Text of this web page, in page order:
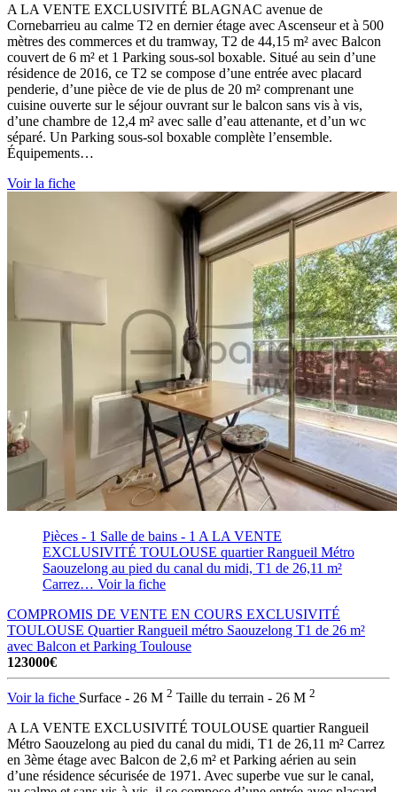
A LA VENTE EXCLUSIVITÉ BLAGNAC avenue de
Cornebarrieu au calme T2 en dernier étage avec Ascenseur et à 500
mètres des commerces et du tramway, T2 de 44,15 m² avec Balcon
couvert de 6 m² et 1 Parking sous-sol boxable. Situé au sein d’une
résidence de 2016, ce T2 se compose d’une entrée avec placard
penderie, d’une pièce de vie de plus de 20 m² comprenant une
cuisine ouverte sur le séjour ouvrant sur le balcon sans vis à vis,
d’une chambre de 12,4 m² avec salle d’eau attenante, et d’un wc
séparé. Un Parking sous-sol boxable complète l’ensemble.
Équipements…
Voir la fiche
Pièces - 1 Salle de bains - 1 A LA VENTE
EXCLUSIVITÉ TOULOUSE quartier Rangueil Métro
Saouzelong au pied du canal du midi, T1 de 26,11 m²
Carrez… Voir la fiche
COMPROMIS DE VENTE EN COURS EXCLUSIVITÉ
TOULOUSE Quartier Rangueil métro Saouzelong T1 de 26 m²
avec Balcon et Parking Toulouse
123000€
Voir la fiche Surface - 26 M 2 Taille du terrain - 26 M 2
A LA VENTE EXCLUSIVITÉ TOULOUSE quartier Rangueil
Métro Saouzelong au pied du canal du midi, T1 de 26,11 m² Carrez
en 3ème étage avec Balcon de 2,6 m² et Parking aérien au sein
d’une résidence sécurisée de 1971. Avec superbe vue sur le canal,